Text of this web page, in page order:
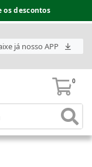
os descontos
superior
já nosso APP
0